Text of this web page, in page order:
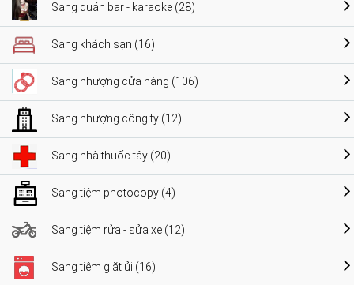
Sang quán bar - karaoke (28)
Sang khách sạn (16)
Sang nhượng cửa hàng (106)
Sang nhượng công ty (12)
Sang nhà thuốc tây (20)
Sang tiệm photocopy (4)
Sang tiệm rửa - sửa xe (12)
Sang tiệm giặt ủi (16)